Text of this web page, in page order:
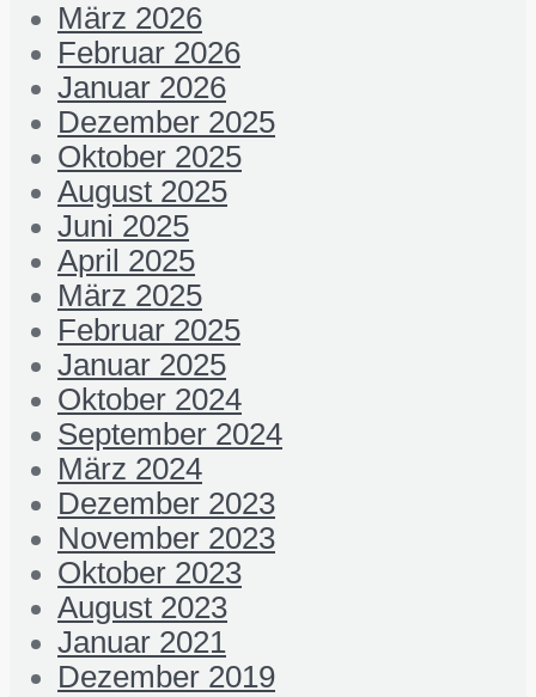
März 2026
Februar 2026
Januar 2026
Dezember 2025
Oktober 2025
August 2025
Juni 2025
April 2025
März 2025
Februar 2025
Januar 2025
Oktober 2024
September 2024
März 2024
Dezember 2023
November 2023
Oktober 2023
August 2023
Januar 2021
Dezember 2019